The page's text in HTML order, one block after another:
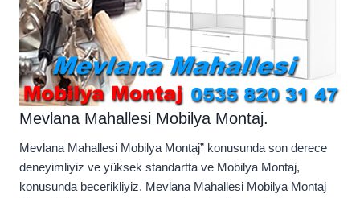
Mevlana Mahallesi Mobilya Montaj.
Mevlana Mahallesi Mobilya Montaj” konusunda son derece
deneyimliyiz ve yüksek standartta ve Mobilya Montaj,
konusunda becerikliyiz. Mevlana Mahallesi Mobilya Montaj